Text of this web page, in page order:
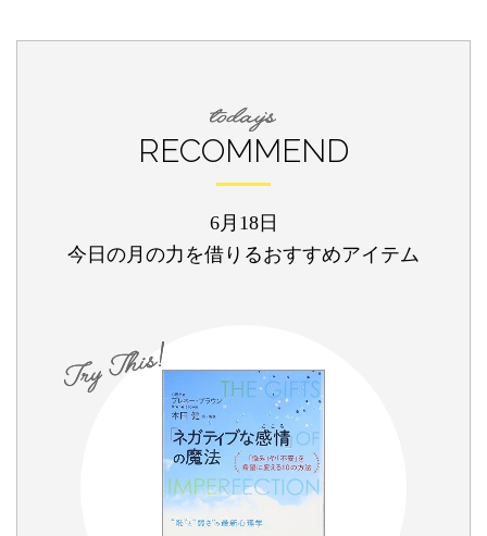
RECOMMEND
6月18日
今日の月の力を借りるおすすめアイテム